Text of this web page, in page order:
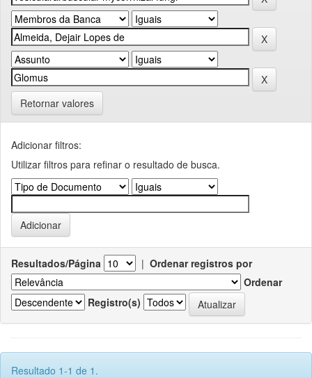
Retornar valores
Adicionar filtros:
Utilizar filtros para refinar o resultado de busca.
Resultados/Página | Ordenar registros por
Ordenar
Registro(s)
Resultado 1-1 de 1.